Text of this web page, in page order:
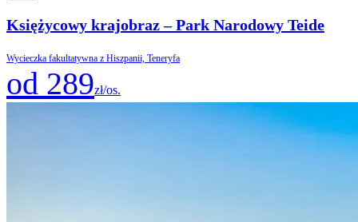
Księżycowy krajobraz – Park Narodowy Teide
Wycieczka fakultatywna z Hiszpanii, Teneryfa
od 289zł/os.